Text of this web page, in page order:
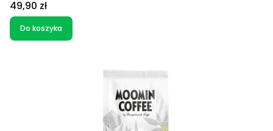
Cena
49,90 zł
Do koszyka